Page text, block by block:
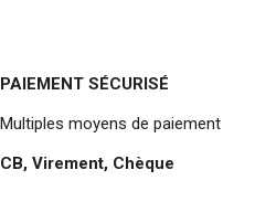
PAIEMENT SÉCURISÉ
Multiples moyens de paiement
CB, Virement, Chèque